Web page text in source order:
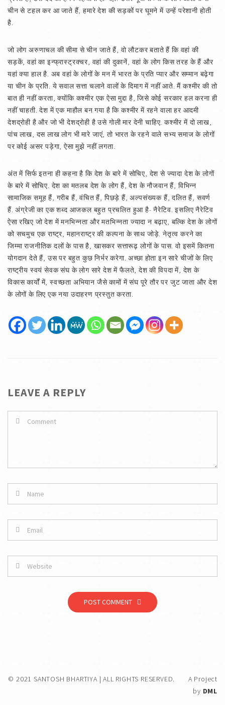
चीन से टहल कर आ जाते हैं, हमारे देश की सड़कों पर घूमने में उन्हें परेशानी होती
है.
जो लोग अरुणाचल की सीमा से चीन जाते हैं, वो लौटकर बताते हैं कि वहां की
सड़कें, वहां का इन्फ्रास्ट्रक्चर, वहां की दुकानें, वहां के लोग किस तरह के हैं और
यहां क्या हाल है. अब वहां के लोगों के मन में भारत के प्रति प्यार और सम्मान बढ़ेगा
या चीन के प्रति. ये सवाल सत्ता चलाने वालों के दिमाग में नहीं आते. मैं कश्मीर की तो
बात ही नहीं करता, क्योंकि कश्मीर एक ऐसा मुद्दा है, जिसे कोई सरकार हल करना ही
नहीं चाहती. देश में एक माहौल बन गया है कि कश्मीर में रहने वाला हर आदमी
देशद्रोही है और जो भी देशद्रोही है उसे गोली मार देनी चाहिए. कश्मीर में दो लाख,
पांच लाख, दस लाख लोग भी मारे जाएं, तो भारत के रहने वाले सभ्य समाज के लोगों
पर कोई असर पड़ेगा, ऐसा मुझे नहीं लगता.
अंत में सिर्फ इतना ही कहना है कि देश के बारे में सोचिए, देश से ज्यादा देश के लोगों
के बारे में सोचिए. देश का मतलब देश के लोग हैं, देश के नौजवान हैं, विभिन्न
सामाजिक समूह हैं, गरीब हैं, वंचित हैं, पिछड़े हैं, अल्पसंख्यक हैं, दलित हैं, सवर्ण
हैं. अंग्रेजी का एक शब्द आजकल बहुत प्रचलित हुआ है- नैरेटिव. इसलिए नैरेटिव
ऐसा रखिए जो देश में मनभिन्नता और मतभिन्नता ज्यादा न बढ़ाए, बल्कि देश के लोगों
को सचमुच एक राष्ट्र, महानराष्ट्र की कल्पना के साथ जोड़े. नेतृत्व करने का
जिम्मा राजनीतिक दलों के पास है, खासकर सत्तारूढ़ लोगों के पास. वो इसमें कितना
योगदान देते हैं, उस पर बहुत कुछ निर्भर करेगा. अच्छा होता इन सारे चीजों के लिए
राष्ट्रीय स्वयं सेवक संघ के लोग सारे देश में फैलते, देश की विपदा में, देश के
विकास कार्यों में, स्वच्छता अभियान जैसे कामों में संघ पूरे तौर पर जुट जाता और देश
के लोगों के लिए एक नया उदाहरण प्रस्तुत करता.
LEAVE A REPLY
POST COMMENT
© 2021 SANTOSH BHARTIYA | ALL RIGHTS RESERVED. A Project
by DML